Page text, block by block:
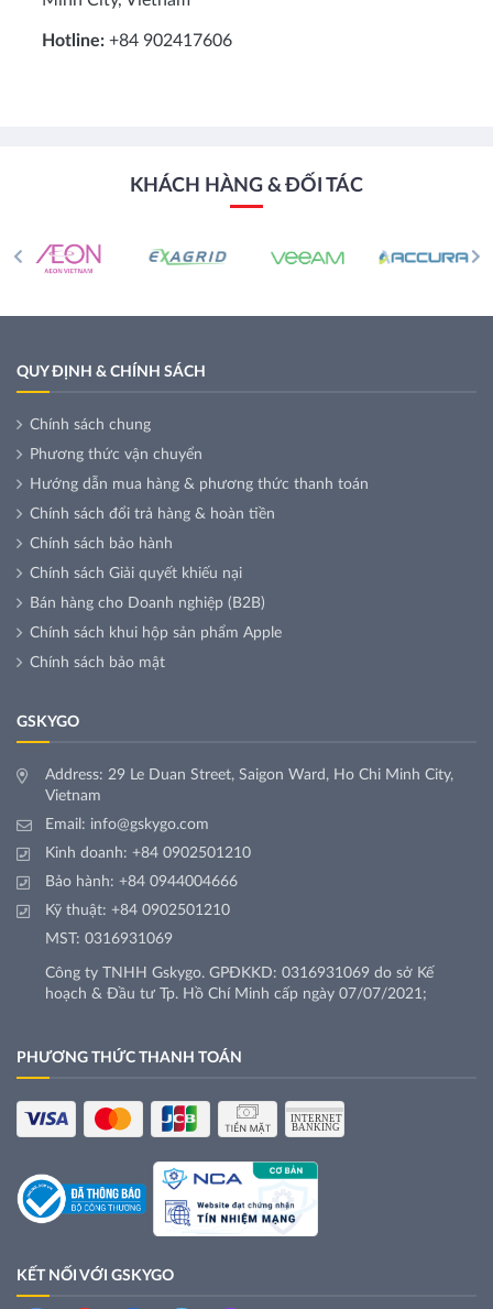
Hotline: +84 902417606
KHÁCH HÀNG & ĐỐI TÁC
QUY ĐỊNH & CHÍNH SÁCH
Chính sách chung
Phương thức vận chuyển
Hướng dẫn mua hàng & phương thức thanh toán
Chính sách đổi trả hàng & hoàn tiền
Chính sách bảo hành
Chính sách Giải quyết khiếu nại
Bán hàng cho Doanh nghiệp (B2B)
Chính sách khui hộp sản phẩm Apple
Chính sách bảo mật
GSKYGO
Address: 29 Le Duan Street, Saigon Ward, Ho Chi Minh City,
Vietnam
Email: info@gskygo.com
Kinh doanh: +84 0902501210
Bảo hành: +84 0944004666
Kỹ thuật: +84 0902501210
MST: 0316931069
Công ty TNHH Gskygo. GPĐKKD: 0316931069 do sở Kế
hoạch & Đầu tư Tp. Hồ Chí Minh cấp ngày 07/07/2021;
PHƯƠNG THỨC THANH TOÁN
KẾT NỐI VỚI GSKYGO